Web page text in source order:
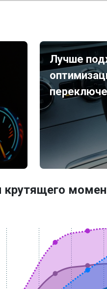
Лучше
крутящего